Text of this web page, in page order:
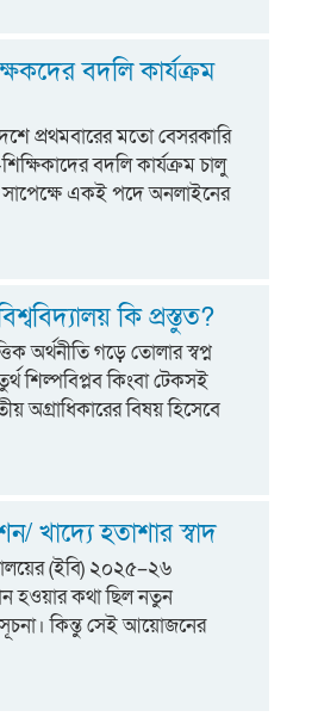
বদলি কার্যক্রম
প্রথমবারের মতো বেসরকারি
বদলি কার্যক্রম চালু
একই পদে অনলাইনের
কি প্রস্তুত?
অর্থনীতি গড়ে তোলার স্বপ্ন
শিল্পবিপ্লব কিংবা টেকসই
অগ্রাধিকারের বিষয় হিসেবে
খাদ্যে হতাশার স্বাদ
(ইবি) ২০২৫–২৬
হওয়ার কথা ছিল নতুন
কিন্তু সেই আয়োজনের